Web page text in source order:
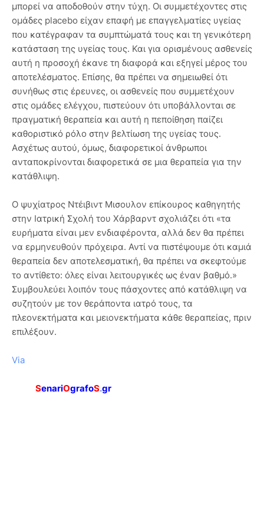
μπορεί να αποδοθούν στην τύχη. Οι συμμετέχοντες στις
ομάδες placebo είχαν επαφή με επαγγελματίες υγείας
που κατέγραφαν τα συμπτώματά τους και τη γενικότερη
κατάσταση της υγείας τους. Και για ορισμένους ασθενείς
αυτή η προσοχή έκανε τη διαφορά και εξηγεί μέρος του
αποτελέσματος. Επίσης, θα πρέπει να σημειωθεί ότι
συνήθως στις έρευνες, οι ασθενείς που συμμετέχουν
στις ομάδες ελέγχου, πιστεύουν ότι υποβάλλονται σε
πραγματική θεραπεία και αυτή η πεποίθηση παίζει
καθοριστικό ρόλο στην βελτίωση της υγείας τους.
Ασχέτως αυτού, όμως, διαφορετικοί άνθρωποι
ανταποκρίνονται διαφορετικά σε μια θεραπεία για την
κατάθλιψη.
Ο ψυχίατρος Ντέιβιντ Μισουλον επίκουρος καθηγητής
στην Ιατρική Σχολή του Χάρβαρντ σχολιάζει ότι «τα
ευρήματα είναι μεν ενδιαφέροντα, αλλά δεν θα πρέπει
να ερμηνευθούν πρόχειρα. Αντί να πιστέψουμε ότι καμιά
θεραπεία δεν αποτελεσματική, θα πρέπει να σκεφτούμε
το αντίθετο: όλες είναι λειτουργικές ως έναν βαθμό.»
Συμβουλεύει λοιπόν τους πάσχοντες από κατάθλιψη να
συζητούν με τον θεράποντα ιατρό τους, τα
πλεονεκτήματα και μειονεκτήματα κάθε θεραπείας, πριν
επιλέξουν.
Via
SenariOgrafoS.gr